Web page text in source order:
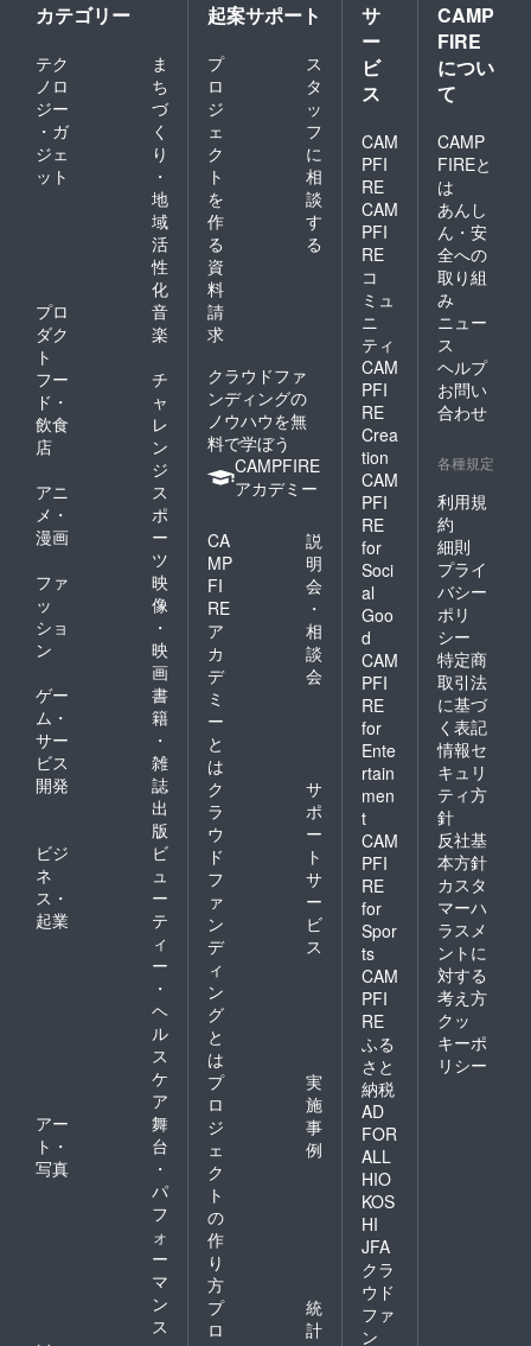
カテゴリー
テク
ノロ
ジー
・ガ
ジェ
ット
ま
ち
づ
く
り
・
地
域
活
性
化
プロ
ダク
ト
音
楽
フー
ド・
飲食
店
チ
ャ
レ
ン
ジ
アニ
メ・
漫画
ス
ポ
ー
ツ
ファ
ッ
ショ
ン
映
像
・
映
画
ゲー
ム・
サー
ビス
開発
書
籍
・
雑
誌
出
版
ビジ
ネ
ス・
起業
ビ
ュ
ー
テ
ィ
ー
・
ヘ
ル
ス
ケ
ア
アー
ト・
写真
舞
台
・
パ
フ
ォ
ー
マ
ン
ス
起案サポート
プ
ロ
ジ
ェ
ク
ト
を
作
る
ス
タ
ッ
フ
に
相
談
す
る
資
料
請
求
クラウドファ
ンディングの
ノウハウを無
料で学ぼう
CAMPFIRE
アカデミー
CA
MP
FI
RE
ア
カ
デ
ミ
ー
と
は
説
明
会
・
相
談
会
ク
ラ
ウ
ド
フ
ァ
ン
デ
ィ
ン
グ
と
は
サ
ポ
ー
ト
サ
ー
ビ
ス
プ
ロ
ジ
ェ
ク
ト
の
作
り
方
実
施
事
例
プ
ロ
統
計
サ
ー
ビ
ス
CAM
PFI
RE
CAM
PFI
RE
コ
ミュ
ニ
ティ
CAM
PFI
RE
Crea
tion
CAM
PFI
RE
for
Soci
al
Goo
d
CAM
PFI
RE
for
Ente
rtain
men
t
CAM
PFI
RE
for
Spor
ts
CAM
PFI
RE
ふる
さと
納税
AD
FOR
ALL
HIO
KOS
HI
JFA
クラ
ウド
ファ
ン
CAMP
FIRE
につい
て
CAMP
FIREと
は
あんし
ん・安
全への
取り組
み
ニュー
ス
ヘルプ
お問い
合わせ
各種規定
利用規
約
細則
プライ
バシー
ポリ
シー
特定商
取引法
に基づ
く表記
情報セ
キュリ
ティ方
針
反社基
本方針
カスタ
マーハ
ラスメ
ントに
対する
考え方
クッ
キーポ
リシー